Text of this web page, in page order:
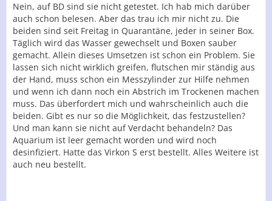
Nein, auf BD sind sie nicht getestet. Ich hab mich darüber
auch schon belesen. Aber das trau ich mir nicht zu. Die
beiden sind seit Freitag in Quarantäne, jeder in seiner Box.
Täglich wird das Wasser gewechselt und Boxen sauber
gemacht. Allein dieses Umsetzen ist schon ein Problem. Sie
lassen sich nicht wirklich greifen, flutschen mir ständig aus
der Hand, muss schon ein Messzylinder zur Hilfe nehmen
und wenn ich dann noch ein Abstrich im Trockenen machen
muss. Das überfordert mich und wahrscheinlich auch die
beiden. Gibt es nur so die Möglichkeit, das festzustellen?
Und man kann sie nicht auf Verdacht behandeln? Das
Aquarium ist leer gemacht worden und wird noch
desinfiziert. Hatte das Virkon S erst bestellt. Alles Weitere ist
auch neu bestellt.